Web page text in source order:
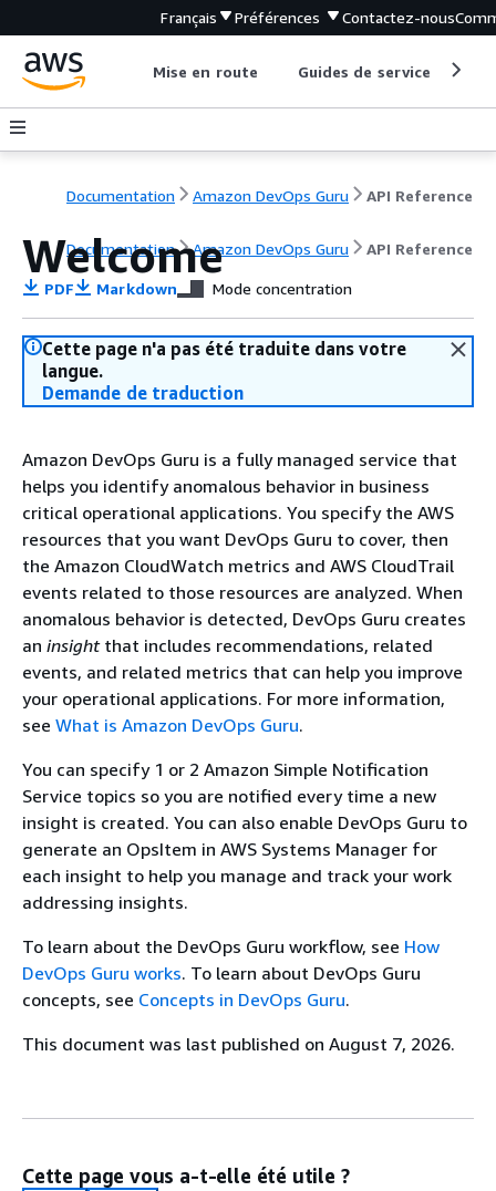
Français Préférences Contactez-nous
Mise en route Guides de service
Documentation Amazon DevOps Guru API Reference
Documentation Amazon DevOps Guru API Reference
Welcome
PDF Markdown Mode concentration
Cette page n'a pas été traduite dans votre
langue.
Demande de traduction
Amazon DevOps Guru is a fully managed service that
helps you identify anomalous behavior in business
critical operational applications. You specify the AWS
resources that you want DevOps Guru to cover, then
the Amazon CloudWatch metrics and AWS CloudTrail
events related to those resources are analyzed. When
anomalous behavior is detected, DevOps Guru creates
an insightthat includes recommendations, related
events, and related metrics that can help you improve
your operational applications. For more information,
see What is Amazon DevOps Guru.
You can specify 1 or 2 Amazon Simple Notification
Service topics so you are notified every time a new
insight is created. You can also enable DevOps Guru to
generate an OpsItem in AWS Systems Manager for
each insight to help you manage and track your work
addressing insights.
To learn about the DevOps Guru workflow, see How
DevOps Guru works. To learn about DevOps Guru
concepts, see Concepts in DevOps Guru.
This document was last published on August 7, 2026.
Cette page vous a-t-elle été utile ?